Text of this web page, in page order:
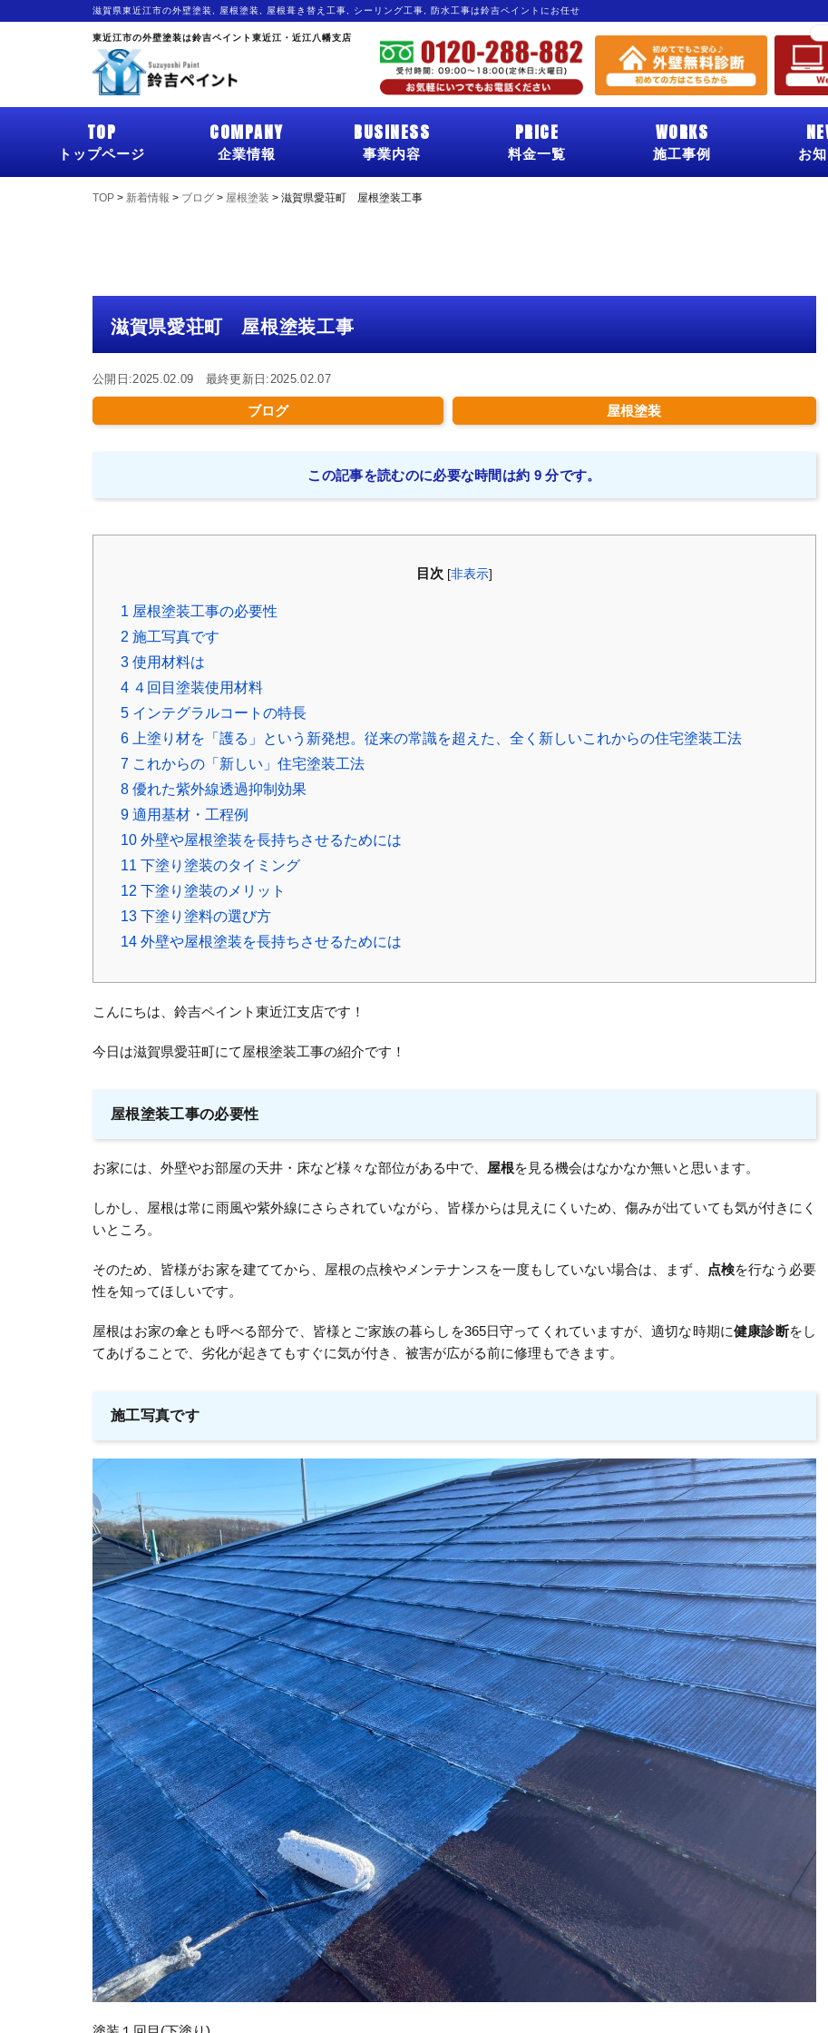
滋賀県東近江市の外壁塗装, 屋根塗装, 屋根葺き替え工事, シーリング工事, 防水工事は鈴吉ペイントにお任せ
東近江市の外壁塗装は鈴吉ペイント東近江・近江八幡支店
TOP
トップページ
COMPANY
企業情報
BUSINESS
事業内容
PRICE
料金一覧
WORKS
施工事例 お
TOP > 新着情報 > ブログ > 屋根塗装 > 滋賀県愛荘町 屋根塗装工事
滋賀県愛荘町 屋根塗装工事
公開日:2025.02.09 最終更新日:2025.02.07
ブログ 屋根塗装
この記事を読むのに必要な時間は約 9 分です。
目次 [非表示]
1 屋根塗装工事の必要性
2 施工写真です
3 使用材料は
4 ４回目塗装使用材料
5 インテグラルコートの特長
6 上塗り材を「護る」という新発想。従来の常識を超えた、全く新しいこれからの住宅塗装工法
7 これからの「新しい」住宅塗装工法
8 優れた紫外線透過抑制効果
9 適用基材・工程例
10 外壁や屋根塗装を長持ちさせるためには
11 下塗り塗装のタイミング
12 下塗り塗装のメリット
13 下塗り塗料の選び方
14 外壁や屋根塗装を長持ちさせるためには
こんにちは、鈴吉ペイント東近江支店です！
今日は滋賀県愛荘町にて屋根塗装工事の紹介です！
屋根塗装工事の必要性
お家には、外壁やお部屋の天井・床など様々な部位がある中で、 屋根を見る機会はなかなか無いと思います。
しかし、屋根は常に雨風や紫外線にさらされていながら、皆様からは見えにくいため、傷みが出ていても気が付きにく
いところ。
そのため、皆様がお家を建ててから、屋根の点検やメンテナンスを一度もしていない場合は、まず、 点検を行なう必要
性を知ってほしいです。
屋根はお家の傘とも呼べる部分で、皆様とご家族の暮らしを365日守ってくれていますが、適切な時期に健康診断をし
てあげることで、劣化が起きてもすぐに気が付き、被害が広がる前に修理もできます。
施工写真です